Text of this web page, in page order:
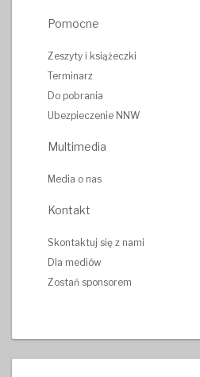
Pomocne
Zeszyty i książeczki
Terminarz
Do pobrania
Ubezpieczenie NNW
Multimedia
Media o nas
Kontakt
Skontaktuj się z nami
Dla mediów
Zostań sponsorem